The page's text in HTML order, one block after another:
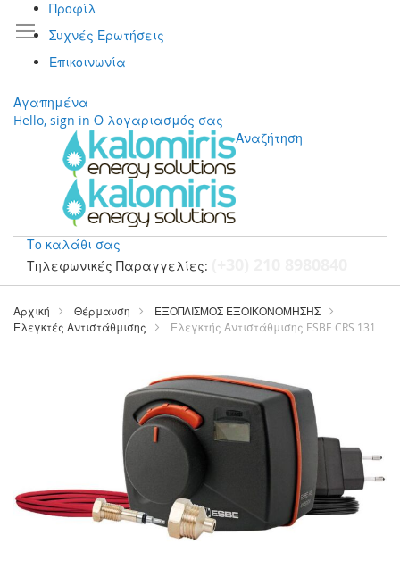
Προφίλ
Συχνές Ερωτήσεις
Επικοινωνία
Αγαπημένα
Hello, sign in Ο λογαριασμός σας
Αναζήτηση
Το καλάθι σας
Τηλεφωνικές Παραγγελίες:
Μετάβαση
περιεχόμενο
Αρχική Θέρμανση
ΕΞΟΠΛΙΣΜΟΣ ΕΞΟΙΚΟΝΟΜΗΣΗΣ
Ελεγκτές Αντιστάθμισης
Ελεγκτής Αντιστάθμισης ESBE CRS 131